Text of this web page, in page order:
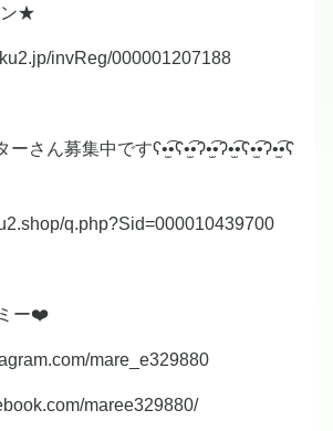
ン★
invReg/000001207188
さん募集中ですʕ•̫͡•ʕ•̫͡•ʔ•̫͡•ʔ•̫͡•ʕ•̫͡•ʔ•̫͡•ʕ
q.php?Sid=000010439700
ー❤️
mare_e329880
maree329880/